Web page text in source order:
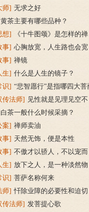
师] 无求之好
黄茶主要有哪些品种？
想]
《十牛图颂》是怎样的禅
事] 心胸放宽，人生路也会宽
事] 禅镜
生] 什么是人生的镜子？
识] “悲智愿行”是指哪四大菩
传法师]
见性就是见理见空不
到无私无我无求不执着
白茶一般什么时候采摘？
案] 禅师卖油
事] 天然无饰，便是本性
事] 不傲才以骄人，不以宠而
生] 放下之人，是一种淡然物
识] 菩萨名称何来
师] 忏除业障的必要性和迫切
传法师] 发菩提心歌